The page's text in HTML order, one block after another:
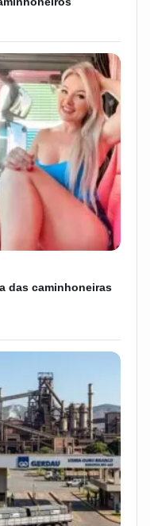
das caminhoneiras